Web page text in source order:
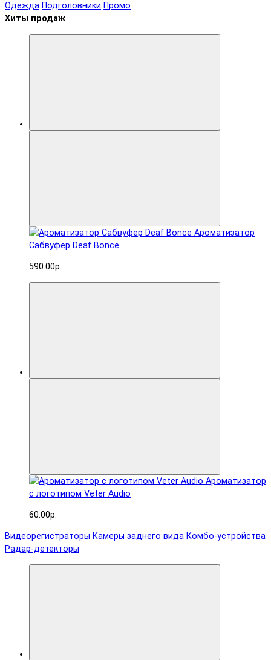
Одежда Подголовники Промо
Хиты продаж
Ароматизатор
Сабвуфер Deaf Bonce
590.00р.
Ароматизатор
с логотипом Veter Audio
60.00р.
Видеорегистраторы Камеры заднего вида Комбо-устройства
Радар-детекторы